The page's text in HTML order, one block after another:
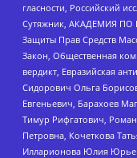
гласности, Российский
Сутяжник, АКАДЕМИЯ ПО
Защиты Прав Средств
Закон, Общественная
вердикт, Евразийская
Сидорович Ольга
Евгеньевич, Барахоев
Тимур Рифгатович,
Петровна, Кочеткова
Илларионова Юлия